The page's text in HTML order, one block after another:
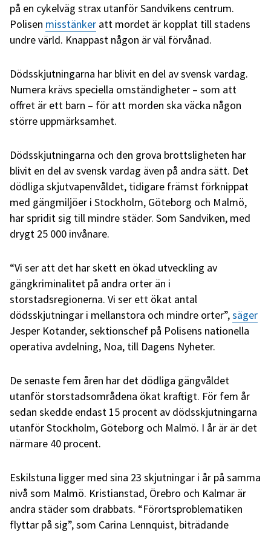
på en cykelväg strax utanför Sandvikens centrum.
Polisen misstänker att mordet är kopplat till stadens
undre värld. Knappast någon är väl förvånad.
Dödsskjutningarna har blivit en del av svensk vardag.
Numera krävs speciella omständigheter – som att
offret är ett barn – för att morden ska väcka någon
större uppmärksamhet.
Dödsskjutningarna och den grova brottsligheten har
blivit en del av svensk vardag även på andra sätt. Det
dödliga skjutvapenvåldet, tidigare främst förknippat
med gängmiljöer i Stockholm, Göteborg och Malmö,
har spridit sig till mindre städer. Som Sandviken, med
drygt 25 000 invånare.
“Vi ser att det har skett en ökad utveckling av
gängkriminalitet på andra orter än i
storstadsregionerna. Vi ser ett ökat antal
dödsskjutningar i mellanstora och mindre orter”,säger
Jesper Kotander, sektionschef på Polisens nationella
operativa avdelning, Noa, till Dagens Nyheter.
De senaste fem åren har det dödliga gängvåldet
utanför storstadsområdena ökat kraftigt. För fem år
sedan skedde endast 15 procent av dödsskjutningarna
utanför Stockholm, Göteborg och Malmö. I år är är det
närmare 40 procent.
Eskilstuna ligger med sina 23 skjutningar i år på samma
nivå som Malmö. Kristianstad, Örebro och Kalmar är
andra städer som drabbats. “Förortsproblematiken
flyttar på sig”, som Carina Lennquist, biträdande